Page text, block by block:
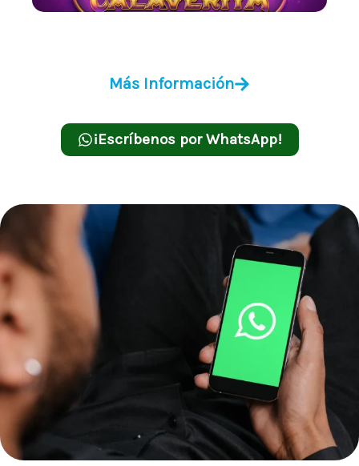
Más Información
¡Escríbenos por WhatsApp!